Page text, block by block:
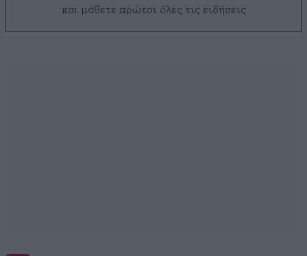
και μάθετε πρώτοι όλες τις ειδήσεις